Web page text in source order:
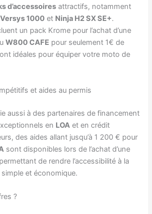
d’accessoires attractifs, notamment
Versys 1000 et Ninja H2 SX SE+.
un pack Krome pour l’achat d’une
W800 CAFE pour seulement 1€ de
idéales pour équiper votre moto de
et aides au permis
aussi à des partenaires de financement
en LOA et en crédit
des aides allant jusqu’à 1 200 € pour
sont disponibles lors de l’achat d’une
de rendre l’accessibilité à la
et économique.
?